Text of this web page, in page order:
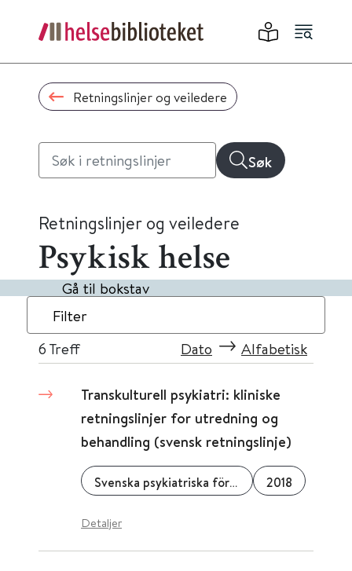
Retningslinjer og veiledere
Søk
Retningslinjer og veiledere
Psykisk helse
Gå til bokstav
Filter
6 Treff Dato Alfabetisk
Transkulturell psykiatri: kliniske
retningslinjer for utredning og
behandling (svensk retningslinje)
Svenska psykiatriska föreningen 2018
Detaljer